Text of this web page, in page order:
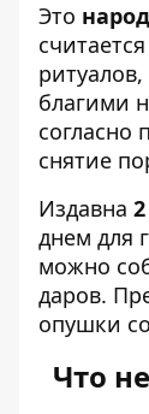
Это
благими
согласно
снятие
Издавна
днем ​​для
можно
даров.
опушки
Что